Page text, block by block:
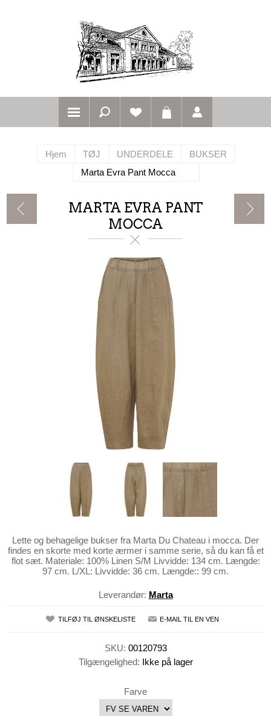
Hjem TØJ UNDERDELE
BUKSER
Marta Evra Pant Mocca
MARTA EVRA PANT
MOCCA
Lette og behagelige bukser fra Marta Du Chateau i mocca. Der
findes en skorte med korte ærmer i samme serie, så du kan få et
flot sæt. Materiale: 100% Linen S/M Livvidde: 134 cm. Længde:
97 cm. L/XL: Livvidde: 36 cm. Længde:: 99 cm.
Leverandør: Marta
TILFØJ TIL ØNSKELISTE E-MAIL TIL EN VEN
SKU: 00120793
Tilgængelighed: Ikke på lager
Farve